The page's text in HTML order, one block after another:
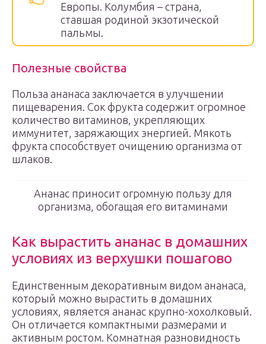
Европы. Колумбия – страна,
ставшая родиной экзотической
пальмы.
Полезные свойства
Польза ананаса заключается в улучшении
пищеварения. Сок фрукта содержит огромное
количество витаминов, укрепляющих
иммунитет, заряжающих энергией. Мякоть
фрукта способствует очищению организма от
шлаков.
Ананас приносит огромную пользу для
организма, обогащая его витаминами
Как вырастить ананас в домашних
условиях из верхушки пошагово
Единственным декоративным видом ананаса,
который можно вырастить в домашних
условиях, является ананас крупно-хохолковый.
Он отличается компактными размерами и
активным ростом. Комнатная разновидность